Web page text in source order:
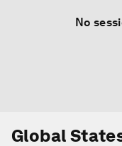
No
Global